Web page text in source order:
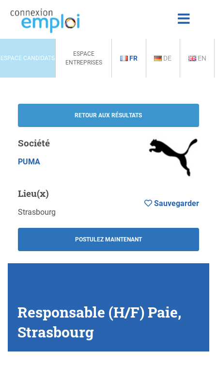
ESPACE CANDIDATS
ESPACE
ENTREPRISES
FR DE EN
RETOUR AUX RÉSULTATS
Société
PUMA
Lieu(x)
Strasbourg
POSTULEZ MAINTENANT
Sauvegarder
Responsable (H/F) Paie,
Strasbourg